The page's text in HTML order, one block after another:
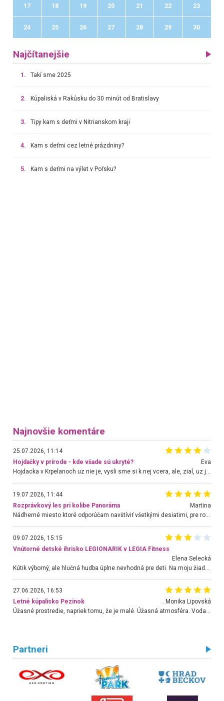
17 18 19 20 21 22 23
24 25 26 27 28 29 30
Najčítanejšie
1. Takí sme 2025
2. Kúpaliská v Rakúsku do 30 minút od Bratislavy
3. Tipy kam s deťmi v Nitrianskom kraji
4. Kam s deťmi cez letné prázdniny?
5. Kam s deťmi na výlet v Poľsku?
Najnovšie komentáre
25.07.2026, 11:14
Hojdačky v prírode - kde všade sú ukryté?
Eva
Hojdacka v Krpelanoch uz nie je, vysli sme si k nej vcera, ale, zial, uz je znicena. Ak sem planujete cestu len kvoli hojdacke, mozete si ju usetrit. Krasny vyhlad je tu vsak aj bez hojdacky :-)
19.07.2026, 11:44
Rozprávkový les pri kolibe Panoráma
Martina
Nádherné miesto ktoré odporúčam navštíviť všetkými desiatimi, pre rodiny s deťmi, dôchodcom... Proste a jednoducho ozaj rozprávkový les.. určite ešte prídeme. Odniesli sme si na pamiatku krásne tričká,
09.07.2026, 15:15
Vnútorné detské ihrisko LEGIONARIK v LEGIA Fitness
Elena Selecká
27.06.2026, 16:53
Letné kúpalisko Pezinok
. Monika Lipovská
Úžasné prostredie, napriek tomu, že je malé. Úžasná atmosféra. Voda fantastická a nádherná. Ľudí je pomerne veľa, ale su mili a ohľaduplní. Je veľmi zaujímavé sledovať, ako dokážu spolu športovať cudzí ľudia a bez ohľadu na vek. Vládne tu pohoda. Vnuka neviem dostať z vody. Ďakujem za krásny deň . Urcite sa sem vrátim. Jediný problém je s parkovaním, ale aj ten sa mi podarilo vyriešiť. Monika Bratislava
Partneri